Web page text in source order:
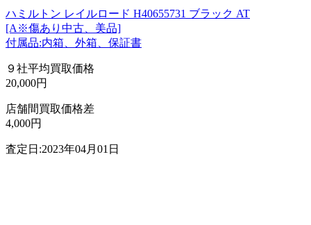
ハミルトン レイルロード H40655731 ブラック AT
[A※傷あり中古、美品]
付属品:内箱、外箱、保証書
９社平均買取価格
20,000円
店舗間買取価格差
4,000円
査定日:2023年04月01日